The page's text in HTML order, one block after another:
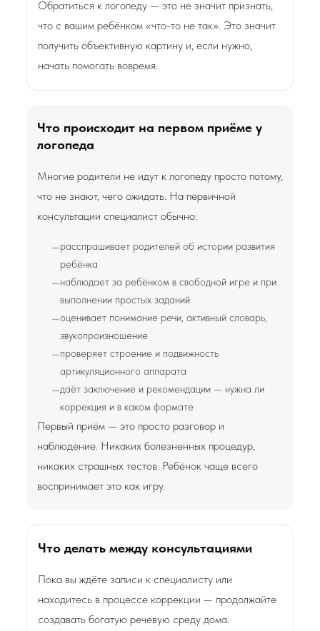
Обратиться к логопеду — это не значит признать,
что с вашим ребёнком «что-то не так». Это значит
получить объективную картину и, если нужно,
начать помогать вовремя.
Что происходит на первом приёме у
логопеда
Многие родители не идут к логопеду просто потому,
что не знают, чего ожидать. На первичной
консультации специалист обычно:
расспрашивает родителей об истории развития
ребёнка
наблюдает за ребёнком в свободной игре и при
выполнении простых заданий
оценивает понимание речи, активный словарь,
звукопроизношение
проверяет строение и подвижность
артикуляционного аппарата
даёт заключение и рекомендации — нужна ли
коррекция и в каком формате
Первый приём — это просто разговор и
наблюдение. Никаких болезненных процедур,
никаких страшных тестов. Ребёнок чаще всего
воспринимает это как игру.
Что делать между консультациями
Пока вы ждёте записи к специалисту или
находитесь в процессе коррекции — продолжайте
создавать богатую речевую среду дома.